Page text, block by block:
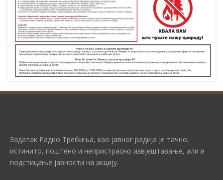
Задатак Радио Требиња, као јавног радија је тачно,
истинито, поштено и непристрасно извјештавање, али и
подстицање јавности на акцију.